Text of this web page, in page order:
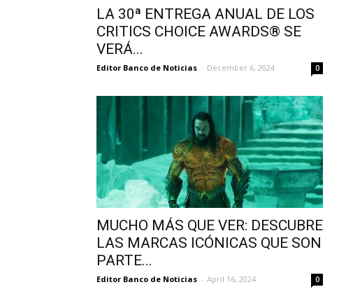
LA 30ª ENTREGA ANUAL DE LOS
CRITICS CHOICE AWARDS® SE
VERÁ...
Editor Banco de Noticias - December 6, 2024 0
MUCHO MÁS QUE VER: DESCUBRE
LAS MARCAS ICÓNICAS QUE SON
PARTE...
Editor Banco de Noticias - April 16, 2024 0